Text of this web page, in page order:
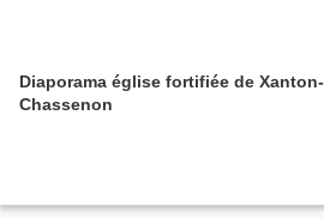
Diaporama église fortifiée de Xanton-
Chassenon